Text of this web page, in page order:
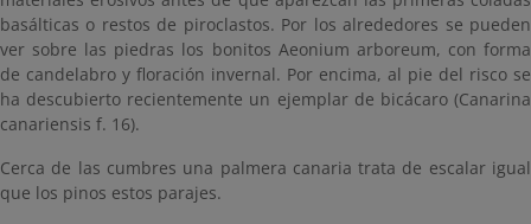
basálticas o restos de piroclastos. Por los alrededores se pueden
ver sobre las piedras los bonitos Aeonium arboreum, con forma
de candelabro y floración invernal. Por encima, al pie del risco se
ha descubierto recientemente un ejemplar de bicácaro (Canarina
canariensis f. 16).
Cerca de las cumbres una palmera canaria trata de escalar igual
que los pinos estos parajes.